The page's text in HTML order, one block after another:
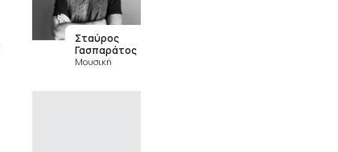
Σταύρος
Γασπαράτος
Μουσική